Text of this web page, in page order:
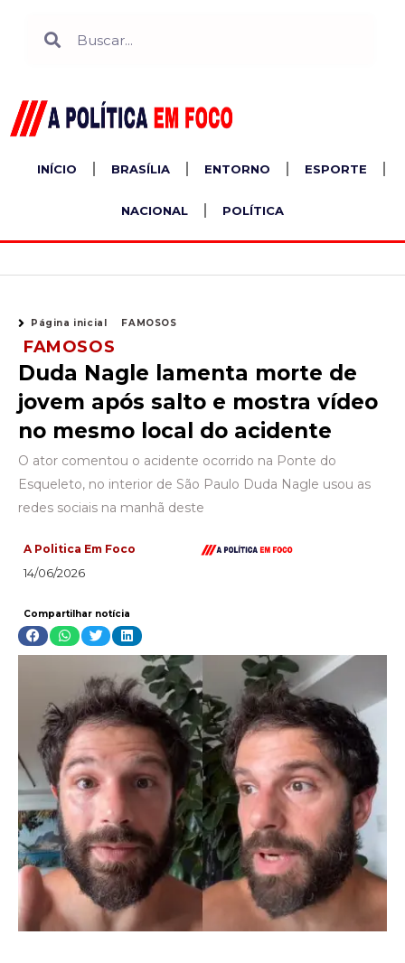
INÍCIO BRASÍLIA ENTORNO ESPORTE
NACIONAL POLÍTICA
Página inicial FAMOSOS
FAMOSOS
Duda Nagle lamenta morte de
jovem após salto e mostra vídeo
no mesmo local do acidente
O ator comentou o acidente ocorrido na Ponte do
Esqueleto, no interior de São Paulo Duda Nagle usou as
redes sociais na manhã deste
A Politica Em Foco
14/06/2026
Compartilhar notícia